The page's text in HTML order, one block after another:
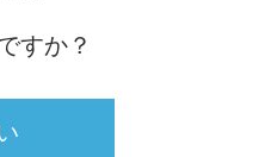
イナンバーカード等）のコ
をお願いする場合がございま
すか？